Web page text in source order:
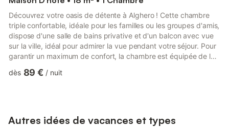
Découvrez votre oasis de détente à Alghero ! Cette chambre
triple confortable, idéale pour les familles ou les groupes d'amis,
dispose d'une salle de bains privative et d'un balcon avec vue
sur la ville, idéal pour admirer la vue pendant votre séjour. Pour
garantir un maximum de confort, la chambre est équipée de la
que vous puissiez démarrer la journée en faisant le plein
dès 89 € / nuit
Autres idées de vacances et types